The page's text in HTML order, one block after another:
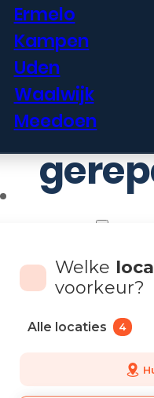
Ermelo
Kampen
Uden
Waalwijk
Meedoen
Nieuws
Zakelijk
Neem contact
Mijn account
Welke
voorkeur?
Alle locaties 4